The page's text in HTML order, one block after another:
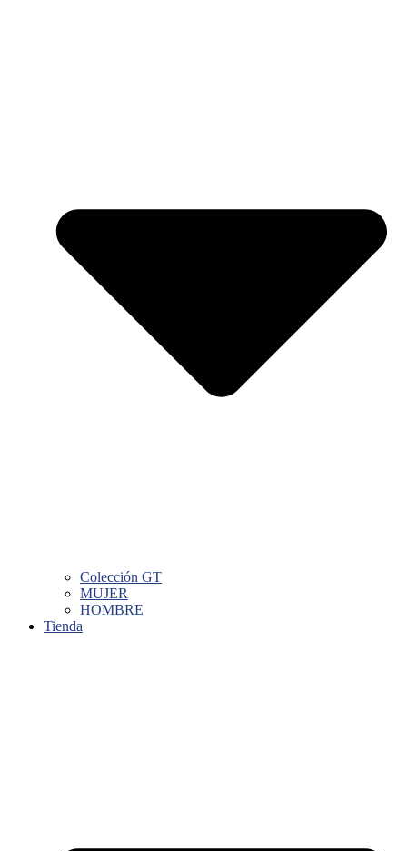
Colección GT
MUJER
HOMBRE
Tienda